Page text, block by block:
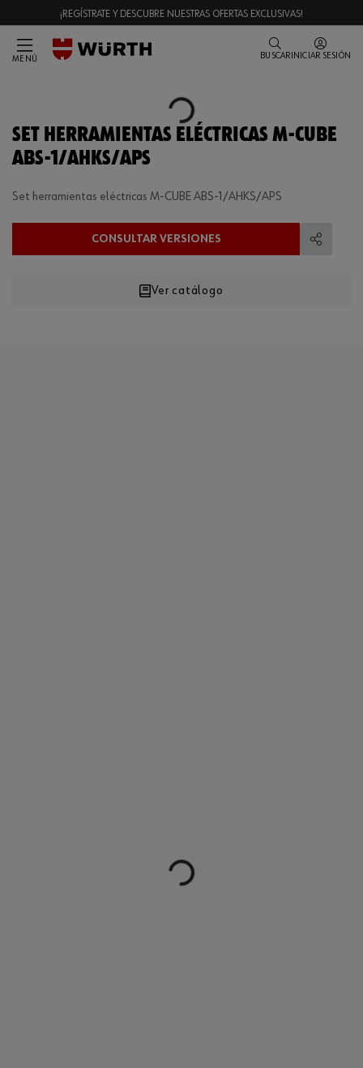
¡REGÍSTRATE Y DESCUBRE NUESTRAS OFERTAS EXCLUSIVAS!
MENÚ BUSCAR INICIAR SESIÓN
Loading...
SET HERRAMIENTAS ELÉCTRICAS M-CUBE
ABS-1/AHKS/APS
Set herramientas eléctricas M-CUBE ABS-1/AHKS/APS
CONSULTAR VERSIONES
Ver catálogo